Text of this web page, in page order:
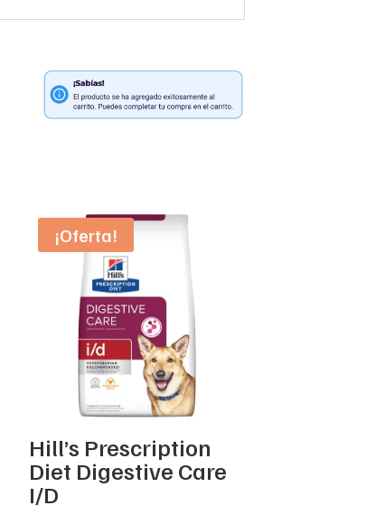
¡Oferta!
Hill’s Prescription
Diet Digestive Care
I/D